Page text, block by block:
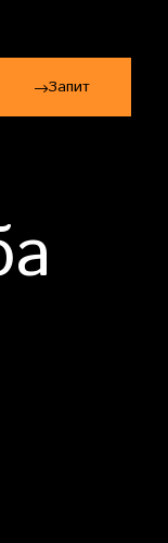
Запит